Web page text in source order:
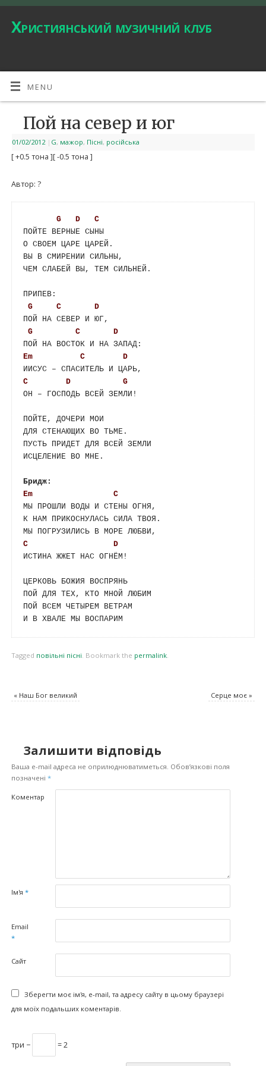
Християнський музичний клуб
MENU
Пой на север и юг
01/02/2012 | G, мажор, Пісні, російська
[ +0.5 тона ][ -0.5 тона ]
Автор: ?
G D
C
ПОЙТЕ ВЕРНЫЕ СЫНЫ
О СВОЕМ ЦАРЕ ЦАРЕЙ.
ВЫ В СМИРЕНИИ СИЛЬНЫ,
ЧЕМ СЛАБЕЙ ВЫ, ТЕМ СИЛЬНЕЙ.
ПРИПЕВ:
G
C
D
ПОЙ НА СЕВЕР И ЮГ,
G
C
D
Em
C
D
C
D
G
ОН – ГОСПОДЬ ВСЕЙ ЗЕМЛИ!
ПОЙТЕ, ДОЧЕРИ МОИ
ДЛЯ СТЕНАЮЩИХ ВО ТЬМЕ.
ПУСТЬ ПРИДЕТ ДЛЯ ВСЕЙ ЗЕМЛИ
ИСЦЕЛЕНИЕ ВО МНЕ.
Бридж:
Em
C
МЫ ПРОШЛИ ВОДЫ И СТЕНЫ ОГНЯ,
К НАМ ПРИКОСНУЛАСЬ СИЛА ТВОЯ.
C
D
ИСТИНА ЖЖЕТ НАС ОГНЁМ!
ЦЕРКОВЬ БОЖИЯ ВОСПРЯНЬ
ПОЙ ДЛЯ ТЕХ, КТО МНОЙ ЛЮБИМ
ПОЙ ВСЕМ ЧЕТЫРЕМ ВЕТРАМ
Tagged повільні пісні. Bookmark the permalink.
«Наш Бог великий Серце моє»
Залишити відповідь
Ваша e-mail адреса не оприлюднюватиметься. Обов’язкові поля
позначені *
Коментар
Ім'я *
Email
*
Сайт
Зберегти моє ім'я, e-mail, та адресу сайту в цьому браузері
для моїх подальших коментарів.
три − = 2